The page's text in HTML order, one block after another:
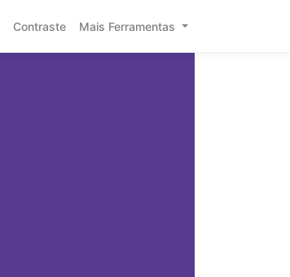
Contraste Mais Ferramentas